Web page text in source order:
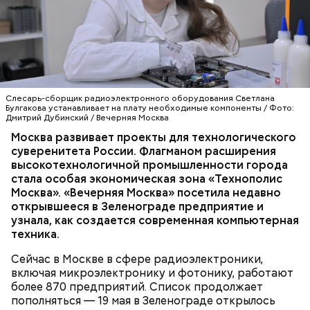
Слесарь-сборщик радиоэлектронного оборудования Светлана
Булгакова устанавливает на плату необходимые компоненты / Фото:
Дмитрий Дубинский / Вечерняя Москва
Москва развивает проекты для технологического
суверенитета России. Флагманом расширения
высокотехнологичной промышленности города
стала особая экономическая зона «Технополис
Москва». «Вечерняя Москва» посетила недавно
открывшееся в Зеленограде предприятие и
узнала, как создается современная компьютерная
техника.
Сейчас в Москве в сфере радиоэлектроники,
включая микроэлектронику и фотонику, работают
более 870 предприятий. Список продолжает
пополняться — 19 мая в Зеленограде открылось
«Холодильник» для термопасты
ТЕХНОЛОГИИ
МОСКВА
ПРОМЫШЛЕННОСТЬ
ТЕХНОПОЛИС «МОСКВА»
Позднее им на смену пришли шарманщики. Их
стало особенно много после Отечественной войны
1812 года. В тот период они были такой же
неотъемлемой частью городской жизни, как и
скоморохи до них. Монотонные и печальные звуки
шарманки можно было услышать в самых
оживленных местах города: на Арбате, Тверской,
Но настоящими музыкальными фестивалями
прошлого можно назвать народные гулянья,
которые были очень популярны в Москве вплоть до
конца XIX века. Чаще всего они проходили в
важные дни церковного календаря — на
Масленицу, в Пасхальную и Троицкую недели — и
представляли собой грандиозные праздники под
открытым небом — с музыкой и театральными
представлениями. В Москве главной площадкой для
таких «фестивалей» долгое время был Новинский
бульвар, а затем — Девичье поле. В программу
мероприятий входили не только музыкальные
выступления, но и комические пьесы, кукольные
представления и многое другое.